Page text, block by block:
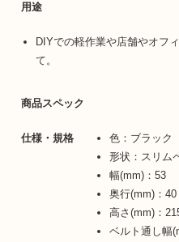
用途
DIYでの軽作業や店舗やオフ
て。
商品スペック
仕様・規格
色：ブラック
形状：スリム
幅(mm)：53
奥行(mm)：40
高さ(mm)：
ベルト通し幅